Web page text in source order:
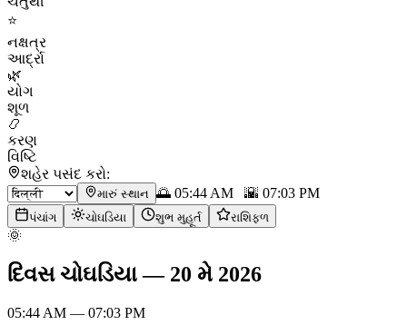
⭐
નક્ષત્ર
આર્દ્રા
🌿
યોગ
શૂળ
📿
કરણ
વિષ્ટિ
શહેર પસંદ કરો:
મારું સ્થાન 🌅 05:44 AM 🌇 07:03 PM
પંચાંગ ચોઘડિયા શુભ મુહૂર્ત રાશિફળ
🌞
દિવસ ચોઘડિયા— 20 મે 2026
05:44 AM — 07:03 PM